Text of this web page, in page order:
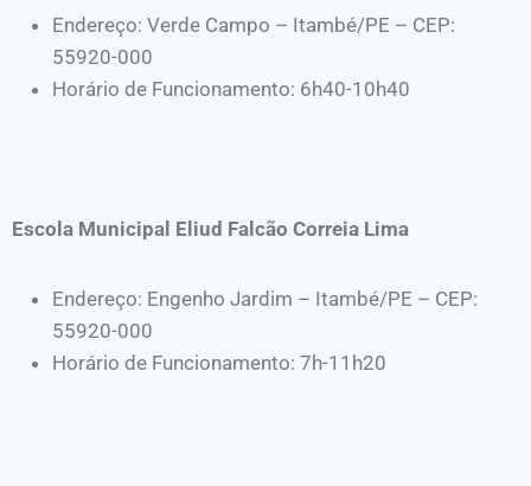
Endereço: Verde Campo – Itambé/PE – CEP:
55920-000
Horário de Funcionamento: 6h40-10h40
Escola Municipal Eliud Falcão Correia Lima
Endereço: Engenho Jardim – Itambé/PE – CEP:
55920-000
Horário de Funcionamento: 7h-11h20